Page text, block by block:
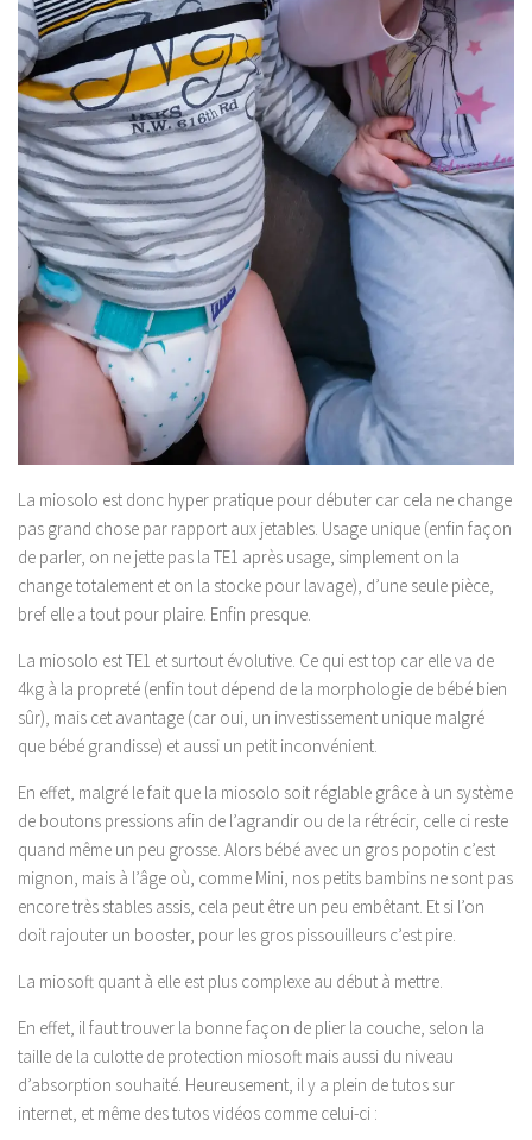
La miosolo est donc hyper pratique pour débuter car cela ne change
pas grand chose par rapport aux jetables. Usage unique (enfin façon
de parler, on ne jette pas la TE1 après usage, simplement on la
change totalement et on la stocke pour lavage), d’une seule pièce,
bref elle a tout pour plaire. Enfin presque.
La miosolo est TE1 et surtout évolutive. Ce qui est top car elle va de
4kg à la propreté (enfin tout dépend de la morphologie de bébé bien
sûr), mais cet avantage (car oui, un investissement unique malgré
que bébé grandisse) et aussi un petit inconvénient.
En effet, malgré le fait que la miosolo soit réglable grâce à un système
de boutons pressions afin de l’agrandir ou de la rétrécir, celle ci reste
quand même un peu grosse. Alors bébé avec un gros popotin c’est
mignon, mais à l’âge où, comme Mini, nos petits bambins ne sont pas
encore très stables assis, cela peut être un peu embêtant. Et si l’on
doit rajouter un booster, pour les gros pissouilleurs c’est pire.
La miosoft quant à elle est plus complexe au début à mettre.
En effet, il faut trouver la bonne façon de plier la couche, selon la
taille de la culotte de protection miosoft mais aussi du niveau
d’absorption souhaité. Heureusement, il y a plein de tutos sur
internet, et même des tutos vidéos comme celui-ci :